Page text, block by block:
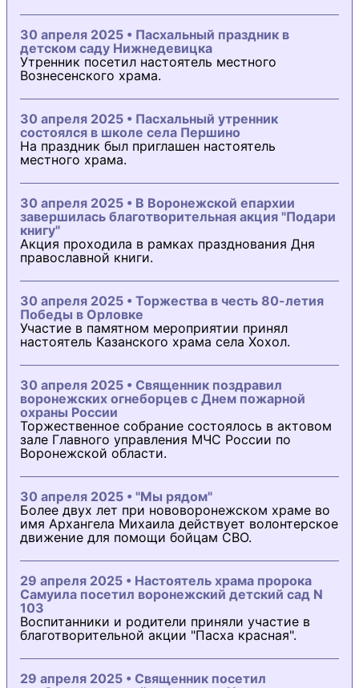
30 апреля 2025 • Пасхальный праздник в
детском саду Нижнедевицка
Утренник посетил настоятель местного
Вознесенского храма.
30 апреля 2025 • Пасхальный утренник
состоялся в школе села Першино
На праздник был приглашен настоятель
местного храма.
30 апреля 2025 • В Воронежской епархии
завершилась благотворительная акция "Подари
книгу"
Акция проходила в рамках празднования Дня
православной книги.
30 апреля 2025 • Торжества в честь 80-летия
Победы в Орловке
Участие в памятном мероприятии принял
настоятель Казанского храма села Хохол.
30 апреля 2025 • Священник поздравил
воронежских огнеборцев с Днем пожарной
охраны России
Торжественное собрание состоялось в актовом
зале Главного управления МЧС России по
Воронежской области.
30 апреля 2025 • "Мы рядом"
Более двух лет при нововоронежском храме во
имя Архангела Михаила действует волонтерское
движение для помощи бойцам СВО.
29 апреля 2025 • Настоятель храма пророка
Самуила посетил воронежский детский сад N
103
Воспитанники и родители приняли участие в
благотворительной акции "Пасха красная".
29 апреля 2025 • Священник посетил